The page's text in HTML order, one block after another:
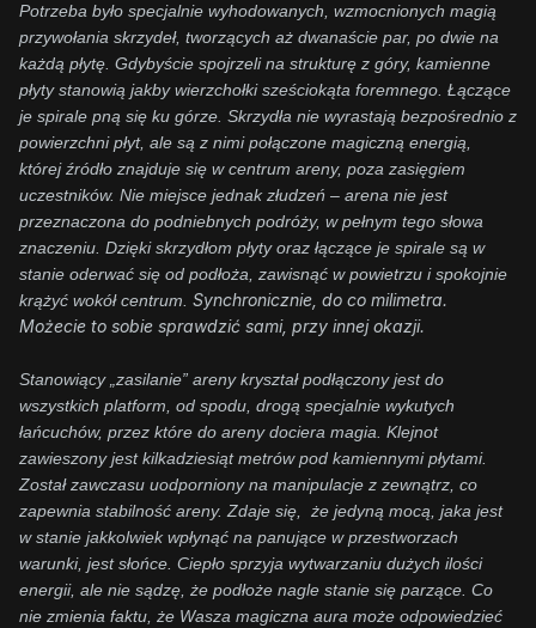
Potrzeba było specjalnie wyhodowanych, wzmocnionych magią
przywołania skrzydeł, tworzących aż dwanaście par, po dwie na
każdą płytę. Gdybyście spojrzeli na strukturę z góry, kamienne
płyty stanowią jakby wierzchołki sześciokąta foremnego. Łączące
je spirale pną się ku górze. Skrzydła nie wyrastają bezpośrednio z
powierzchni płyt, ale są z nimi połączone magiczną energią,
której źródło znajduje się w centrum areny, poza zasięgiem
uczestników. Nie miejsce jednak złudzeń – arena nie jest
przeznaczona do podniebnych podróży, w pełnym tego słowa
znaczeniu. Dzięki skrzydłom płyty oraz łączące je spirale są w
stanie oderwać się od podłoża, zawisnąć w powietrzu i spokojnie
krążyć wokół centrum. Synchronicznie, do co milimetra.
Możecie to sobie sprawdzić sami, przy innej okazji.
Stanowiący „zasilanie” areny kryształ podłączony jest do
wszystkich platform, od spodu, drogą specjalnie wykutych
łańcuchów, przez które do areny dociera magia. Klejnot
zawieszony jest kilkadziesiąt metrów pod kamiennymi płytami.
Został zawczasu uodporniony na manipulacje z zewnątrz, co
zapewnia stabilność areny. Zdaje się, że jedyną mocą, jaka jest
w stanie jakkolwiek wpłynąć na panujące w przestworzach
warunki, jest słońce. Ciepło sprzyja wytwarzaniu dużych ilości
energii, ale nie sądzę, że podłoże nagle stanie się parzące. Co
nie zmienia faktu, że Wasza magiczna aura może odpowiedzieć